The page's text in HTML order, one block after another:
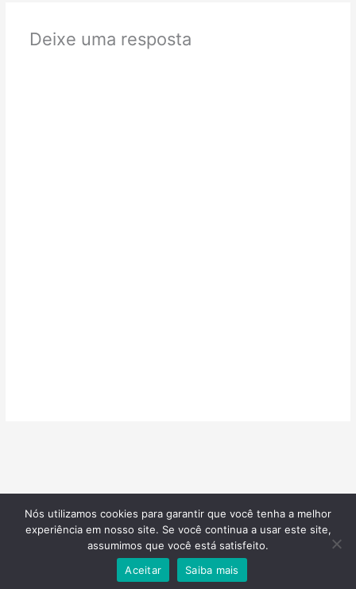
Deixe uma resposta
Confeitarias de Sucesso
| Todos os direitos reservados |
Desenvolvido por
Blotzads Network
Nós utilizamos cookies para garantir que você tenha a melhor
experiência em nosso site. Se você continua a usar este site,
assumimos que você está satisfeito.
Aceitar
Saiba mais